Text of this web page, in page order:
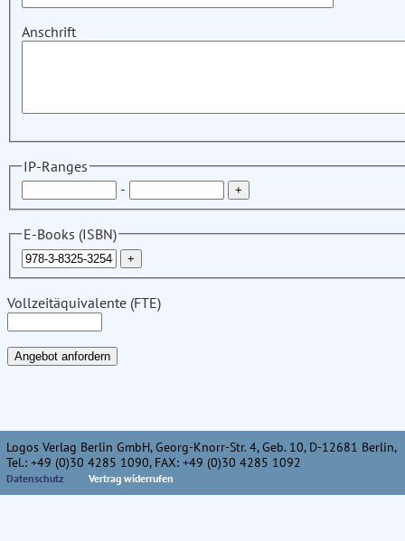
Anschrift
IP-Ranges
-
E-Books (ISBN)
Vollzeitäquivalente (FTE)
Logos Verlag Berlin GmbH, Georg-Knorr-Str. 4, Geb. 10, D-12681 Berlin,
Tel.: +49 (0)30 4285 1090, FAX: +49 (0)30 4285 1092
Datenschutz Vertrag widerrufen